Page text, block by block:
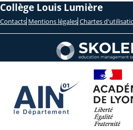
Collège Louis Lumière
Contacts Mentions légales Chartes